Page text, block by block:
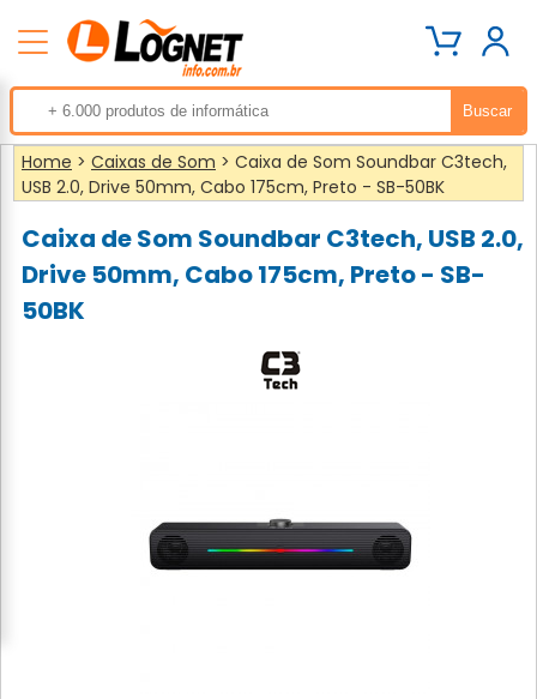
Home > Caixas de Som > Caixa de Som Soundbar C3tech,
USB 2.0, Drive 50mm, Cabo 175cm, Preto - SB-50BK
Caixa de Som Soundbar C3tech, USB 2.0,
Drive 50mm, Cabo 175cm, Preto - SB-
50BK